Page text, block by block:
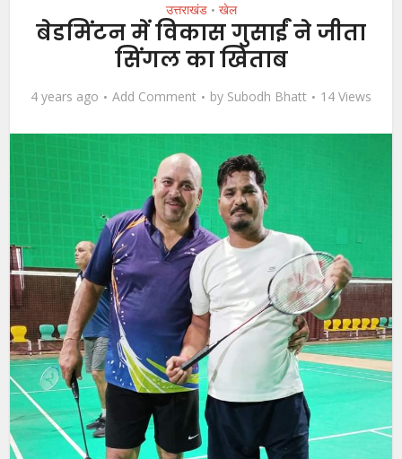
उत्तराखंड • खेल
बेडमिंटन में विकास गुसाईं ने जीता
सिंगल का खिताब
4 years ago Add Comment by Subodh Bhatt 14 Views